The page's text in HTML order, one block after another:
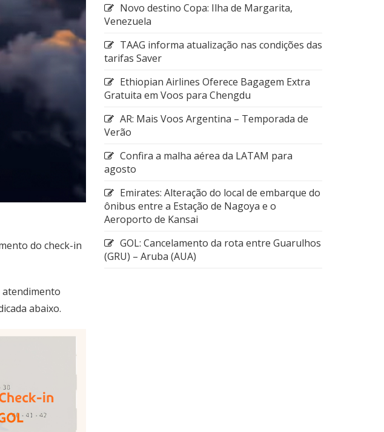
do check-in
atendimento
abaixo.
Novo destino Copa: Ilha de Margarita,
Venezuela
TAAG informa atualização nas condições das
tarifas Saver
Ethiopian Airlines Oferece Bagagem Extra
Gratuita em Voos para Chengdu
AR: Mais Voos Argentina – Temporada de
Verão
Confira a malha aérea da LATAM para
agosto
Emirates: Alteração do local de embarque do
ônibus entre a Estação de Nagoya e o
Aeroporto de Kansai
GOL: Cancelamento da rota entre Guarulhos
(GRU) – Aruba (AUA)